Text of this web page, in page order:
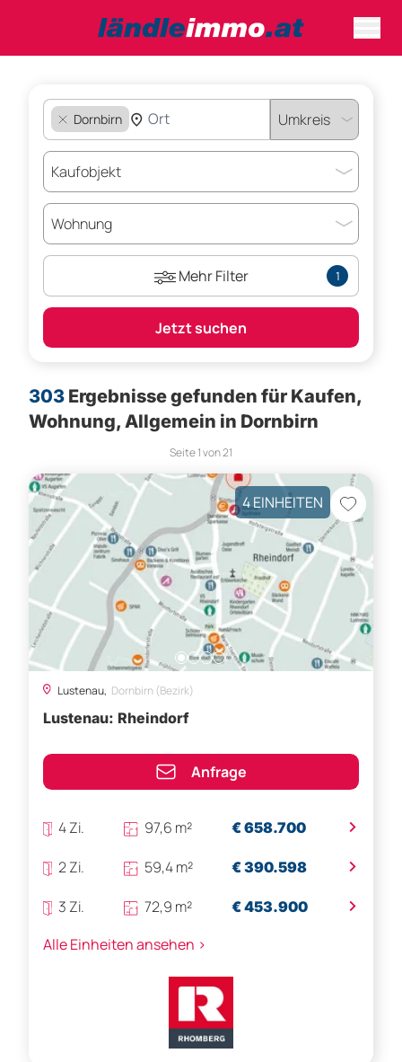
Dornbirn
Mehr Filter 1
Jetzt suchen
303 Ergebnisse gefunden für Kaufen,
Wohnung, Allgemein in Dornbirn
Seite1von21
4 EINHEITEN
Lustenau, Dornbirn (Bezirk)
Lustenau: Rheindorf
Anfrage
4 Zi. 97,6 m² € 658.700 >
2 Zi. 59,4 m² € 390.598 >
3 Zi. 72,9 m² € 453.900 >
Alle Einheiten ansehen >